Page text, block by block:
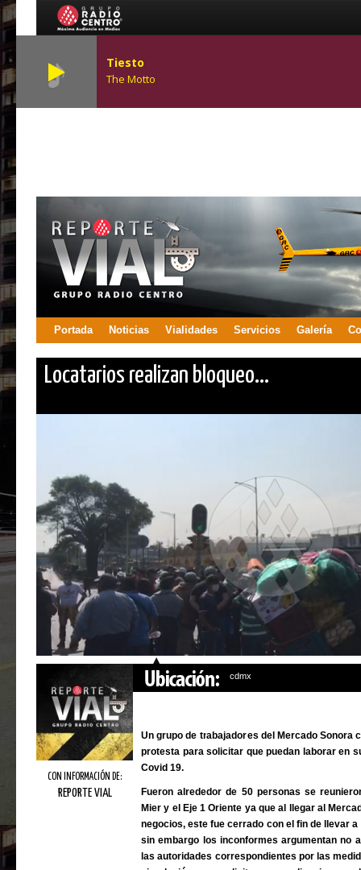
Tiesto
The Motto
Portada Noticias Vialidades Servicios Galería
Locatarios realizan bloqueo...
CON INFORMACIÓN DE:
REPORTE VIAL
cdmx
Un grupo de trabajadores del Mercado Sonora
protesta para solicitar que puedan laborar en
Covid 19.
Fueron alrededor de 50 personas se
Mier y el Eje 1 Oriente ya que al llegar al
negocios, este fue cerrado con el fin de llevar
sin embargo los inconformes argumentan no
las autoridades correspondientes por las